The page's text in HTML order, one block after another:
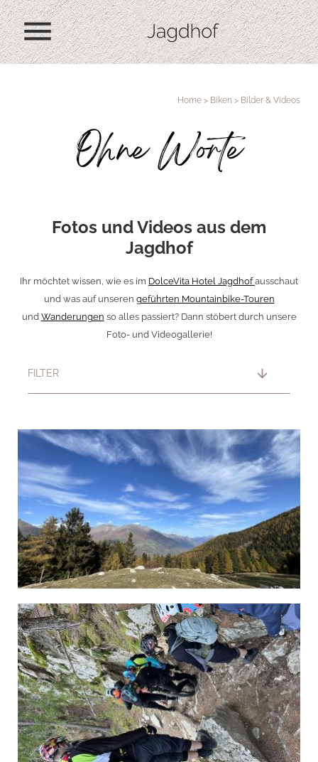
menu
Home > Biken > Bilder & Videos
Ohne Worte
Fotos und Videos aus dem
Jagdhof
Ihr möchtet wissen, wie es im DolceVita Hotel Jagdhofausschaut
und was auf unseren geführten Mountainbike-Touren
und Wanderungen so alles passiert? Dann stöbert durch unsere
Foto- und Videogallerie!
FILTER arrow_downward